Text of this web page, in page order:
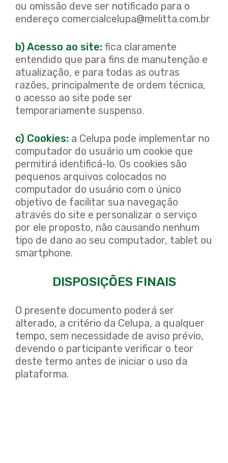
ou omissão deve ser notificado para o
endereço comercialcelupa@melitta.com.br
b) Acesso ao site: fica claramente
entendido que para fins de manutenção e
atualização, e para todas as outras
razões, principalmente de ordem técnica,
o acesso ao site pode ser
temporariamente suspenso.
c) Cookies: a Celupa pode implementar no
computador do usuário um cookie que
permitirá identificá-lo. Os cookies são
pequenos arquivos colocados no
computador do usuário com o único
objetivo de facilitar sua navegação
através do site e personalizar o serviço
por ele proposto, não causando nenhum
tipo de dano ao seu computador, tablet ou
smartphone.
DISPOSIÇÕES FINAIS
O presente documento poderá ser
alterado, a critério da Celupa, a qualquer
tempo, sem necessidade de aviso prévio,
devendo o participante verificar o teor
deste termo antes de iniciar o uso da
plataforma.